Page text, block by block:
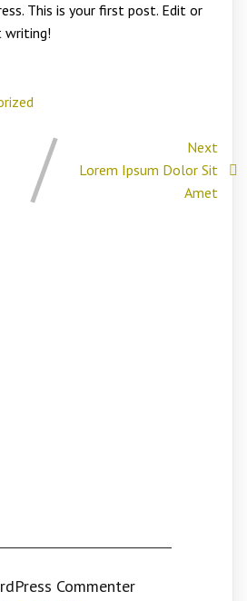
This is your first post. Edit or
Next
Lorem Ipsum Dolor Sit
Amet
Commenter